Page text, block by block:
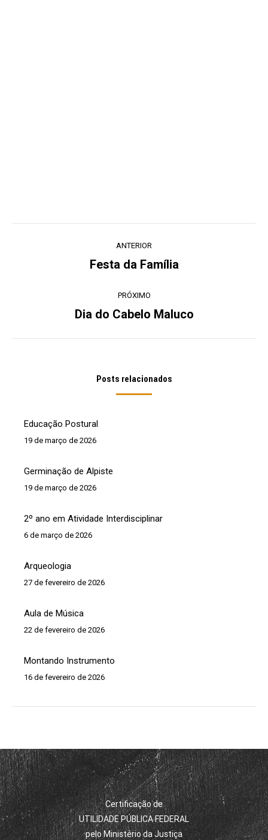
ANTERIOR
Post
Festa da Família
PRÓXIMO
Próximo
Dia do Cabelo Maluco
Posts relacionados
Educação Postural
19 de março de 2026
Germinação de Alpiste
19 de março de 2026
2º ano em Atividade Interdisciplinar
6 de março de 2026
Arqueologia
27 de fevereiro de 2026
Aula de Música
22 de fevereiro de 2026
Montando Instrumento
16 de fevereiro de 2026
Certificação de
UTILIDADE PÚBLICA FEDERAL
pelo Ministério da Justiça